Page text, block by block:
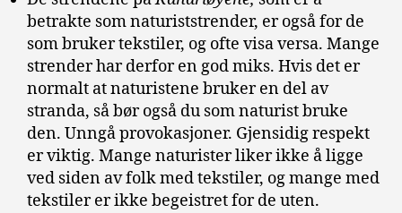
betrakte som naturiststrender, er også for de
som bruker tekstiler, og ofte visa versa. Mange
strender har derfor en god miks. Hvis det er
normalt at naturistene bruker en del av
stranda, så bør også du som naturist bruke
den. Unngå provokasjoner. Gjensidig respekt
er viktig. Mange naturister liker ikke å ligge
ved siden av folk med tekstiler, og mange med
tekstiler er ikke begeistret for de uten.